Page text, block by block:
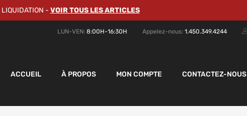
LIQUIDATION - VOIR TOUS LES ARTICLES
LUN-VEN: 8:00H-16:30H Appelez-nous: 1.450.349.4244
ACCUEIL À PROPOS MON COMPTE CONTACTEZ-NOUS